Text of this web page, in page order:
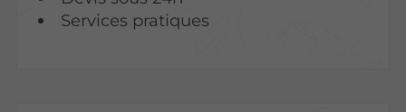
Services pratiques